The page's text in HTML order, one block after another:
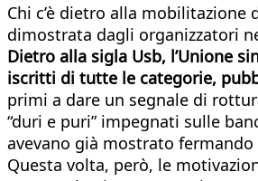
Chi c’è dietro alla mobilitazione
dimostrata dagli organizzatori
Dietro alla sigla Usb, l’Unione
iscritti di tutte le categorie,
primi a dare un segnale di
“duri e puri” impegnati sulle
avevano già mostrato
Questa volta, però, le